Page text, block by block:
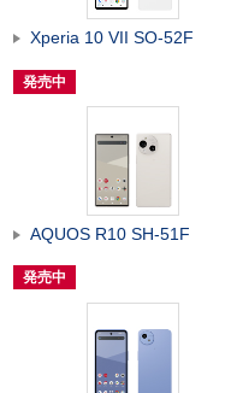
Xperia 10 VII SO-52F
発売中
AQUOS R10 SH-51F
発売中